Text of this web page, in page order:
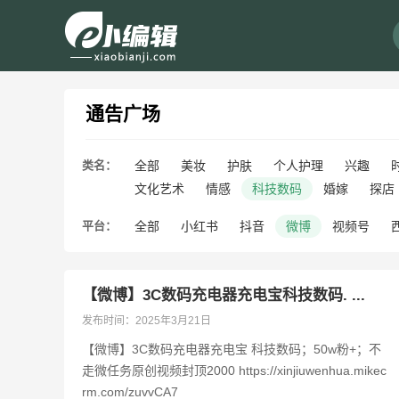
通告广场
类名： 全部 美妆 护肤 个人护理 兴趣
文化艺术
情感 科技数码 婚嫁 探店
平台： 全部 小红书 抖音 微博 视频号
【微博】3C数码充电器充电宝科技数码. ...
发布时间：2025年3月21日
【微博】3C数码充电器充电宝 科技数码；50w粉+；不
走微任务原创视频封顶2000 https://xinjiuwenhua.mikec
rm.com/zuvvCA7